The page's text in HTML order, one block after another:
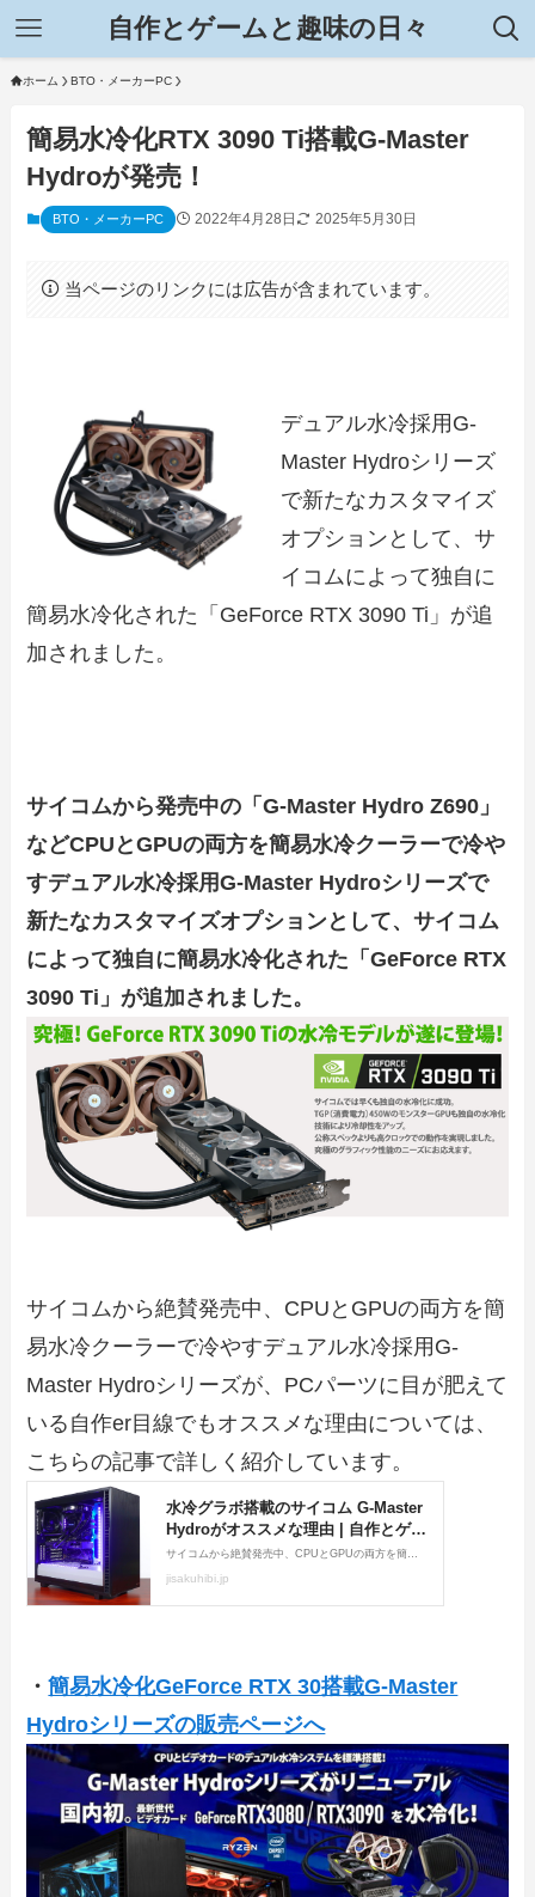
自作とゲームと趣味の日々
ホーム BTO・メーカーPC
簡易水冷化RTX 3090 Ti搭載G-Master
Hydroが発売！
BTO・メーカーPC 2022年4月28日 2025年5月30日
当ページのリンクには広告が含まれています。
デュアル水冷採用G-
Master Hydroシリーズ
で新たなカスタマイズ
オプションとして、サ
イコムによって独自に
簡易水冷化された「GeForce RTX 3090 Ti」が追
加されました。
サイコムから発売中の「G-Master Hydro Z690」
などCPUとGPUの両方を簡易水冷クーラーで冷や
すデュアル水冷採用G-Master Hydroシリーズで
新たなカスタマイズオプションとして、サイコム
によって独自に簡易水冷化された「GeForce RTX
3090 Ti」が追加されました。
サイコムから絶賛発売中、CPUとGPUの両方を簡
易水冷クーラーで冷やすデュアル水冷採用G-
Master Hydroシリーズが、PCパーツに目が肥えて
いる自作er目線でもオススメな理由については、
こちらの記事で詳しく紹介しています。
・簡易水冷化GeForce RTX 30搭載G-Master
Hydroシリーズの販売ページへ